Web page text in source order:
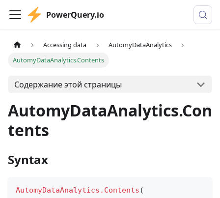
PowerQuery.io
Accessing data
AutomyDataAnalytics
AutomyDataAnalytics.Contents
Содержание этой страницы
AutomyDataAnalytics.Con
tents
Syntax
AutomyDataAnalytics.Contents (